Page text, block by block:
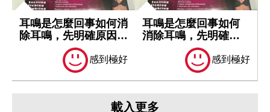
耳鳴是怎麼回事如何消
除耳鳴，先明確原因再
感到極好
耳鳴是怎麼回事如何
消除耳鳴，先明確原
感到極好
載入更多